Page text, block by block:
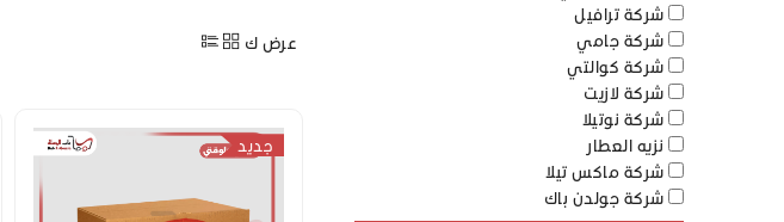
شركة ترافيل
شركة جامي
شركة كوالتي
شركة لازيت
شركة نوتيلا
نزيه العطار
شركة ماكس تيلا
شركة جولدن باك
عرض ك
جديد